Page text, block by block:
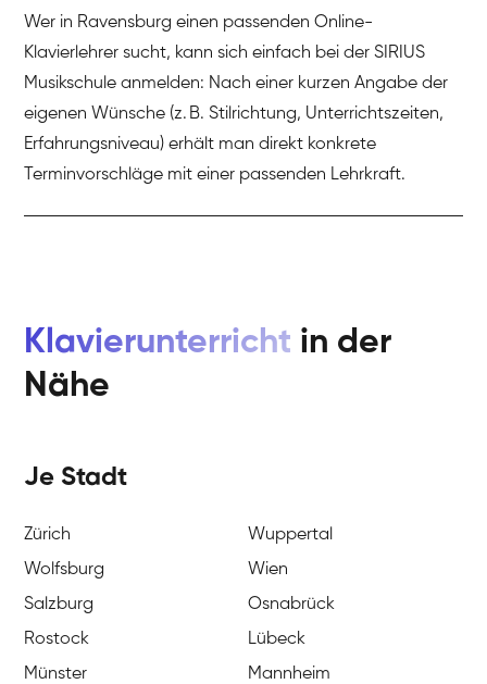
Wer in Ravensburg einen passenden Online-
Klavierlehrer sucht, kann sich einfach bei der SIRIUS
Musikschule anmelden: Nach einer kurzen Angabe der
eigenen Wünsche (z. B. Stilrichtung, Unterrichtszeiten,
Erfahrungsniveau) erhält man direkt konkrete
Terminvorschläge mit einer passenden Lehrkraft.
Klavierunterricht in der
Nähe
Je Stadt
Zürich
Wuppertal
Wolfsburg
Wien
Salzburg
Osnabrück
Rostock
Lübeck
Münster
Mannheim